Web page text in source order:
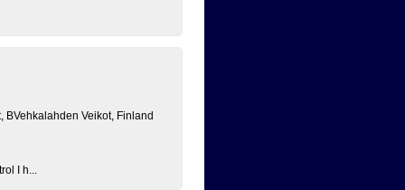
BVehkalahden Veikot, Finland
I h...